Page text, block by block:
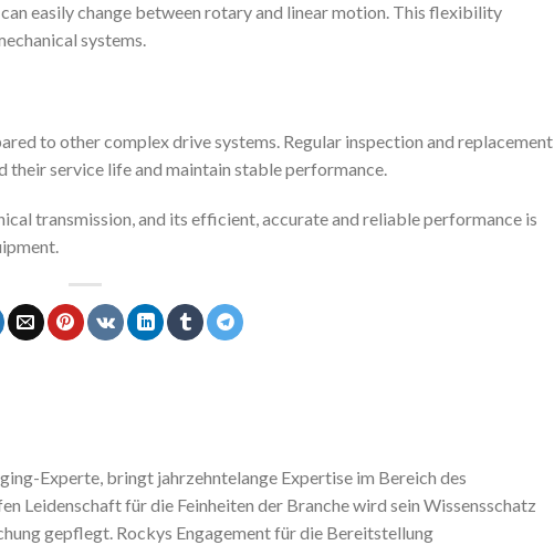
easily change between rotary and linear motion. This flexibility
systems.
to other complex drive systems. Regular inspection and replacement
their service life and maintain stable performance.
transmission, and its efficient, accurate and reliable performance is
Experte, bringt jahrzehntelange Expertise im Bereich des
Leidenschaft für die Feinheiten der Branche wird sein Wissensschatz
gepflegt. Rockys Engagement für die Bereitstellung